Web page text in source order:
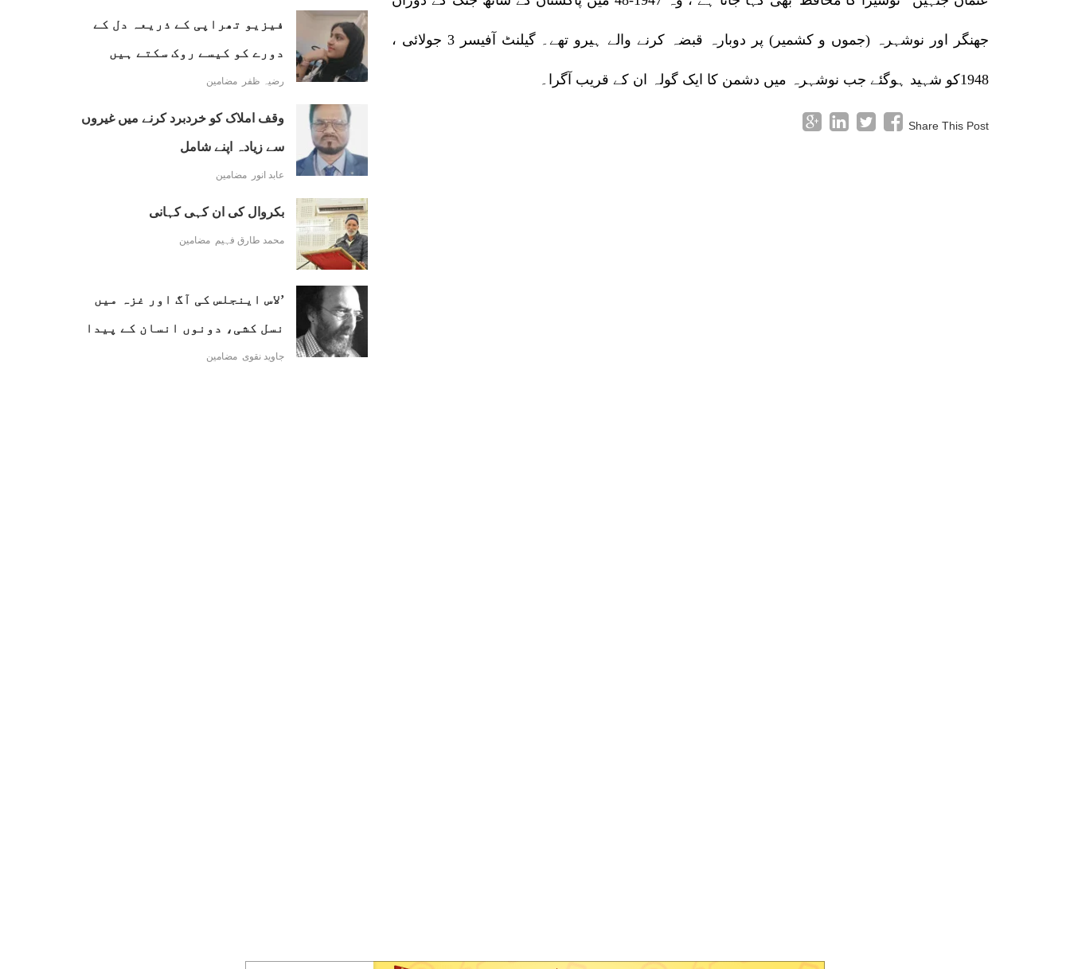
جھنگر اور نوشہرہ (جموں و کشمیر) پر دوبارہ قبضہ کرنے والے ہیرو تھے۔ گیلنٹ آفیسر 3 جولائی ،
1948کو شہید ہوگئے جب نوشہرہ میں دشمن کا ایک گولہ ان کے قریب آگرا۔
Share This Post
فیزیو تھراپی کے ذریعہ دل کے
دورے کو کیسے روک سکتے ہیں
رضیہ ظفر مضامین
وقف املاک کو خردبرد کرنے میں غیروں
سے زیادہ اپنے شامل
عابد انور مضامین
بکروال کی ان کہی کہانی
محمد طارق فہیم مضامین
’لاس اینجلس کی آگ اور غزہ میں
نسل کشی، دونوں انسان کے پیدا
کردہ المیے ہیں‘
جاوید نقوی مضامین